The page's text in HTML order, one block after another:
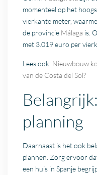
momenteel op het
vierkante meter,
de provincie Málaga is.
met 3.019 euro per
Lees ook: Nieuwbouw
van de Costa del Sol?
planning
Daarnaast is het ook
plannen. Zorg ervoor
een huis in Spanje